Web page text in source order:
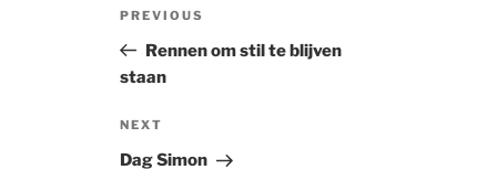
Previous
Post
PREVIOUS
Rennen om stil te blijven
staan
Next
Post
NEXT
Dag Simon